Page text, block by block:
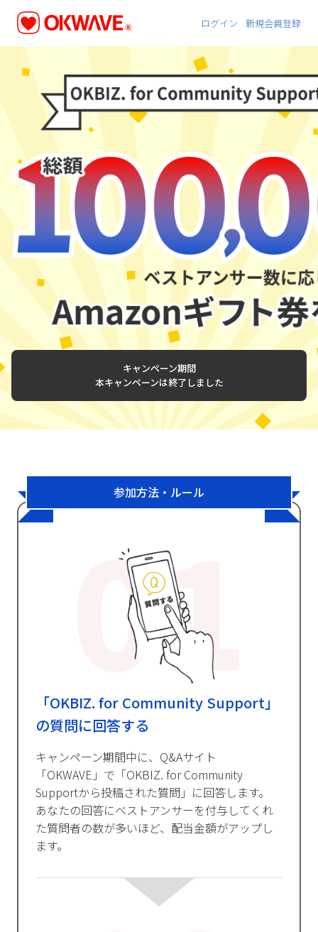
ログイン 新規会員登録
キャンペーン期間
本キャンペーンは終了しました
参加方法・ルール
「OKBIZ. for Community Support」
の質問に回答する
キャンペーン期間中に、Q&Aサイト
「OKWAVE」で「OKBIZ. for Community
Supportから投稿された質問」に回答します。
あなたの回答にベストアンサーを付与してくれ
た質問者の数が多いほど、配当金額がアップし
ます。